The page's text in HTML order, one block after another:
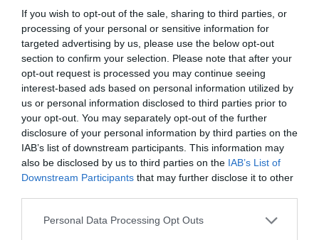
If you wish to opt-out of the sale, sharing to third parties, or
processing of your personal or sensitive information for
targeted advertising by us, please use the below opt-out
section to confirm your selection. Please note that after your
opt-out request is processed you may continue seeing
interest-based ads based on personal information utilized by
us or personal information disclosed to third parties prior to
your opt-out. You may separately opt-out of the further
disclosure of your personal information by third parties on the
IAB’s list of downstream participants. This information may
also be disclosed by us to third parties on the IAB’s List of
Downstream Participants that may further disclose it to other
Personal Data Processing Opt Outs
Karafuu Beach Resort & Spa
Karafuu Beach Resort & Spa to kolejny wspaniały
obiekt na Zanzibarze, który oferuje wyjątkowe
doświadczenia All Inclusive. Złote plaże, palmy i
błękitne morze sprawiają, że czujesz się jak w raju.
Hotel dysponuje trzema basenami, kortami
tenisowymi oraz spacjalnym centrum fitness.
Dodatkowo, restauracje oferują różnorodne dania,
zarówno lokalne, jak i międzynarodowe, co
zadowoli nawet najbardziej wymagających
smakoszy.
Podsumowanie